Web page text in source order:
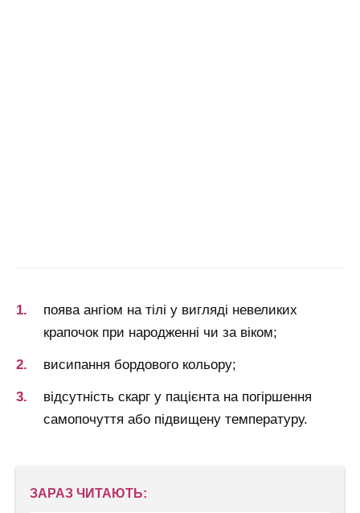
поява ангіом на тілі у вигляді невеликих
крапочок при народженні чи за віком;
висипання бордового кольору;
відсутність скарг у пацієнта на погіршення
самопочуття або підвищену температуру.
ЗАРАЗ ЧИТАЮТЬ: